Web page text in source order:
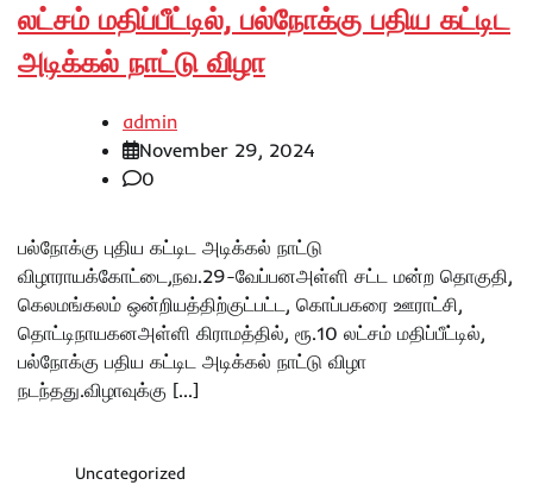
லட்சம் மதிப்பீட்டில், பல்நோக்கு பதிய கட்டிட
அடிக்கல் நாட்டு விழா
admin
November 29, 2024
0
பல்நோக்கு புதிய கட்டிட அடிக்கல் நாட்டு
விழாராயக்கோட்டை,நவ.29-வேப்பனஅள்ளி சட்ட மன்ற தொகுதி,
கெலமங்கலம் ஒன்றியத்திற்குட்பட்ட, கொப்பகரை ஊராட்சி,
தொட்டிநாயகனஅள்ளி கிராமத்தில், ரூ.10 லட்சம் மதிப்பீட்டில்,
பல்நோக்கு பதிய கட்டிட அடிக்கல் நாட்டு விழா
நடந்தது.விழாவுக்கு […]
Uncategorized